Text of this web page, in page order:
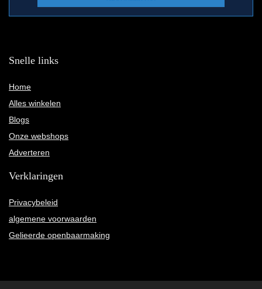
Snelle links
Home
Alles winkelen
Blogs
Onze webshops
Adverteren
Verklaringen
Privacybeleid
algemene voorwaarden
Gelieerde openbaarmaking